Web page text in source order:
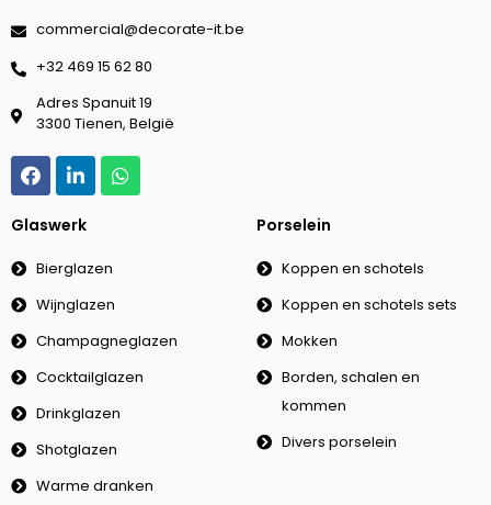
commercial@decorate-it.be
‭+32 469 15 62 80‬
Adres Spanuit 19
3300 Tienen, België
Glaswerk
Bierglazen
Wijnglazen
Champagneglazen
Cocktailglazen
Drinkglazen
Shotglazen
Warme dranken
Porselein
Koppen en schotels
Koppen en schotels sets
Mokken
Borden, schalen en
kommen
Divers porselein